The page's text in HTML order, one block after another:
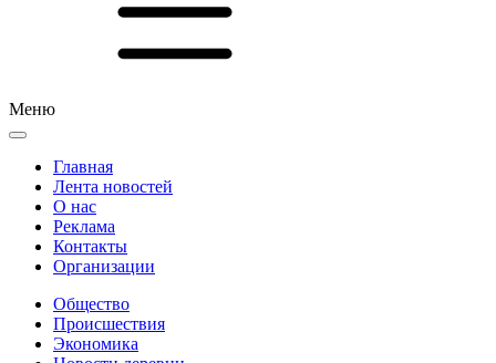
Меню
Главная
Лента новостей
О нас
Реклама
Контакты
Организации
Общество
Происшествия
Экономика